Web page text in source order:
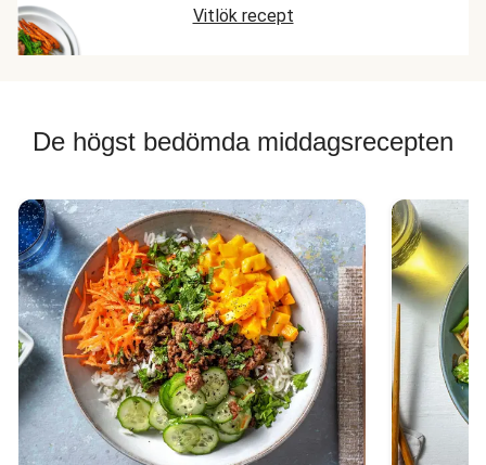
Vitlök recept
De högst bedömda middagsrecepten